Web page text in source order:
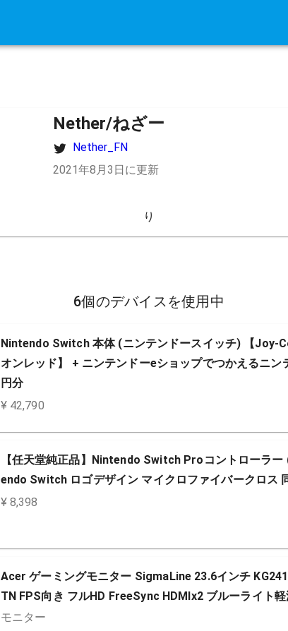
Nether/ねざー
Nether_FN
2021年8月3日に更新
り
6個のデバイスを使用中
Nintendo Switch 本体 (ニンテンドースイッチ) 【Joy-
オンレッド】 + ニンテンドーeショップでつかえるニ
円分
¥ 42,790
【任天堂純正品】Nintendo Switch Proコントローラ
endo Switch ロゴデザイン マイクロファイバークロス
¥ 8,398
Acer ゲーミングモニター SigmaLine 23.6インチ
TN FPS向き フルHD FreeSync HDMIx2 ブルーライト
モニター